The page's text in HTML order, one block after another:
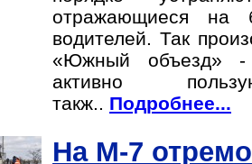
отражающиеся на
водителей. Так
«Южный объезд» -
активно
такж.. Подробнее...
На М-7